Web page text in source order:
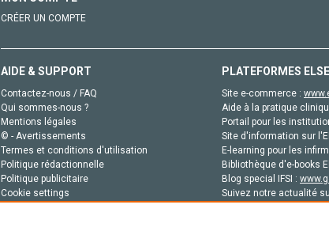
CRÉER UN COMPTE
AIDE & SUPPORT
Contactez-nous / FAQ
Qui sommes-nous ?
Mentions légales
© - Avertissements
Termes et conditions d'utilisation
Politique rédactionnelle
Politique publicitaire
Cookie settings
PLATEFORMES
Site e-commerce :
Aide à la pratique
Portail pour les
Site d'information sur
E-learning pour les
Bibliothèque d'e-books
Blog special IFSI :
Suivez notre actualité